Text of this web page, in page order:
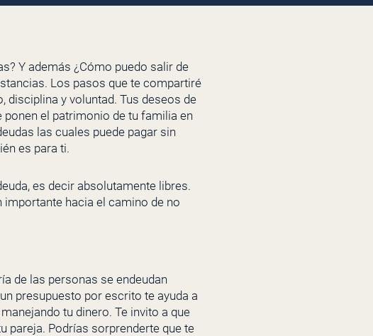
Y además ¿Cómo puedo salir de
Los pasos que te compartiré
y voluntad. Tus deseos de
ponen el patrimonio de tu familia en
las cuales puede pagar sin
es para ti.
es decir absolutamente libres.
importante hacia el camino de no
de las personas se endeudan
presupuesto por escrito te ayuda a
tu dinero. Te invito a que
pareja. Podrías sorprenderte que te